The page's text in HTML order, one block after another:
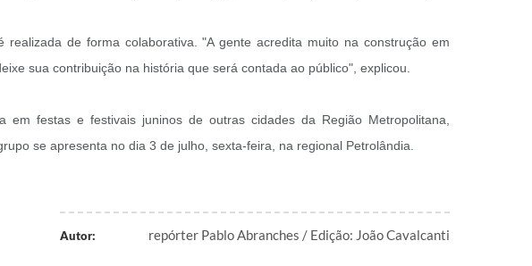
de forma colaborativa. "A gente acredita muito na construção em
sua contribuição na história que será contada ao público", explicou.
festas e festivais juninos de outras cidades da Região Metropolitana,
se apresenta no dia 3 de julho, sexta-feira, na regional Petrolândia.
Autor: repórter Pablo Abranches / Edição: João Cavalcanti